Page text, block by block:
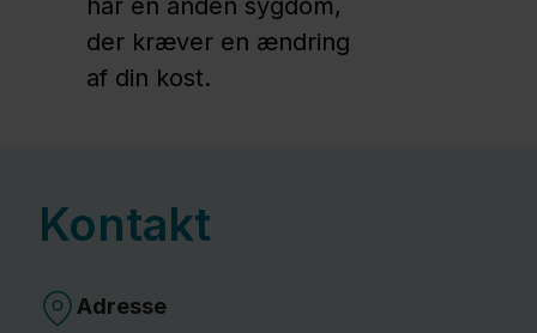
har en anden sygdom,
der kræver en ændring
af din kost.
Kontakt
Adresse